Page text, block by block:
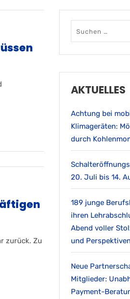
zurück. Zu
AKTUELLES
Achtung bei
Klimageräten:
durch
20. Juli bis 14.
189 junge
ihren
Abend voller
und Perspektiven
Neue
Mitglieder:
Payment-